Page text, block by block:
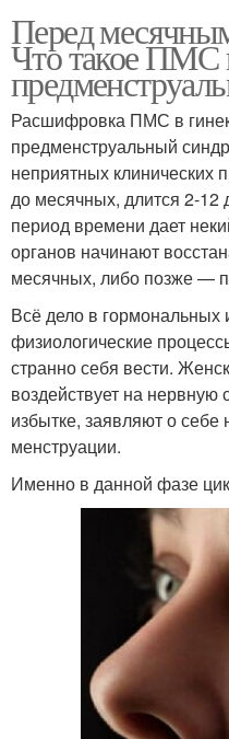
Перед
Что такое ПМС
Расшифровка ПМС в
предменструальный
неприятных клинических
до месячных, длится 2-
период времени дает
органов начинают
месячных, либо позже —
Всё дело в гормональных
физиологические
странно себя вести.
воздействует на нервную
избытке, заявляют о себе
менструации.
Именно в данной фазе